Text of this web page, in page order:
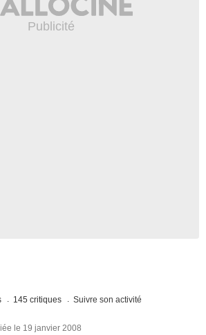
145 critiques Suivre son activité
le 19 janvier 2008